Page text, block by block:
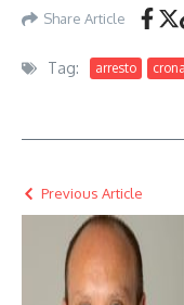
Share Article
Tag: arresto
Previous Article